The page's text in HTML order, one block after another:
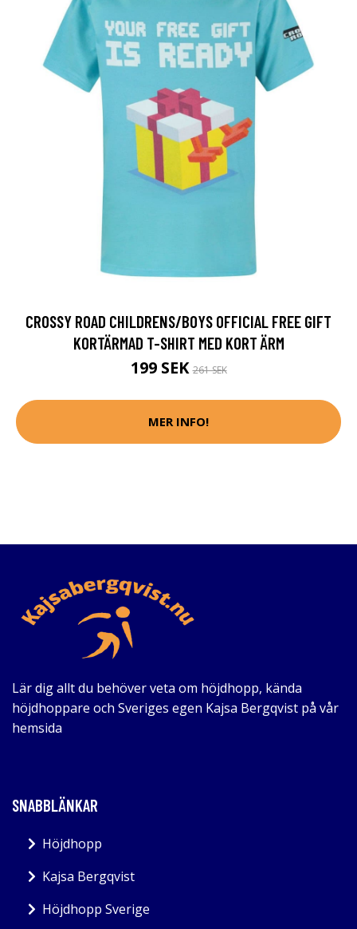
CROSSY ROAD CHILDRENS/BOYS OFFICIAL FREE GIFT
KORTÄRMAD T-SHIRT MED KORT ÄRM
199 SEK261 SEK
MER INFO!
Lär dig allt du behöver veta om höjdhopp, kända
höjdhoppare och Sveriges egen Kajsa Bergqvist på vår
hemsida
SNABBLÄNKAR
Höjdhopp
Kajsa Bergqvist
Höjdhopp Sverige